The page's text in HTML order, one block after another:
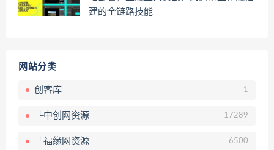
建的全链路技能
网站分类
创客库 1
└中创网资源 17289
└福缘网资源 6500